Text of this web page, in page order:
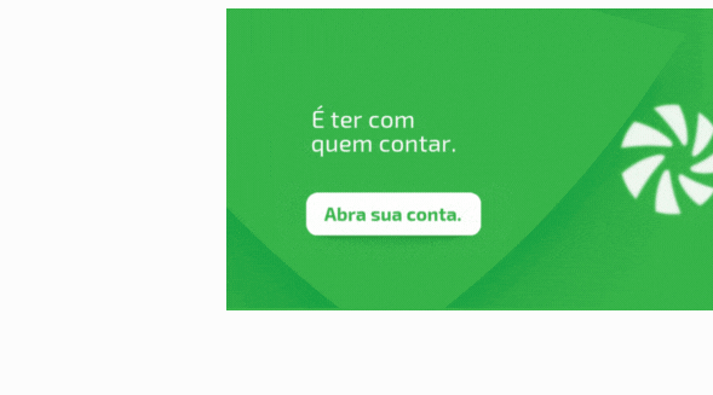
LUDOPATIA:Apostas online começam a afetar
OVNIS NA LUA: Cientistas alertam para possível base
ACABOU COM PEUGEOT:Incêndio destrói carro que era
VÍDEO: Ladrão é filmado furtando moto na frente do bar da
BOLSAS DE PESQUISA: Iniciativa Amazônia+10 lança
MATERIAL:Brasil tem grandes reservas de urânio, mas